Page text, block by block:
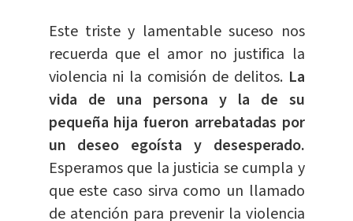
Este triste y lamentable suceso nos
recuerda que el amor no justifica la
violencia ni la comisión de delitos.La
vida de una persona y la de su
pequeña hija fueron arrebatadas por
un deseo egoísta y desesperado.
Esperamos que la justicia se cumpla y
que este caso sirva como un llamado
de atención para prevenir la violencia